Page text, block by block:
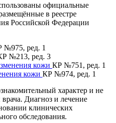
официальные
в реестре
Российской Федерации
№975, ред. 1
№213, ред. 3
кожи КР №751, ред. 1
кожи КР №974, ред. 1
характер и не
Диагноз и лечение
клинических
обследования.